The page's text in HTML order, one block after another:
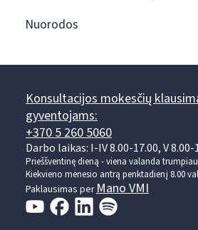
Nuorodos
Konsultacijos mokesčių
gyventojams:
+370 5 260 5060
Darbo laikas: I-IV 8.00-17.00, V 8.00-
Prieššventinę dieną - viena valanda
Kiekvieno mėnesio antrą penktadienį 8.00
Paklausimas per Mano VMI